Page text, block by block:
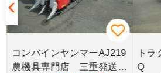
香川県／西川忠洋
丁寧な対応をしていただき計
ることができました。今年の
コンバインヤンマーAJ219
農機具専門店 三重発送整
トラ
Q